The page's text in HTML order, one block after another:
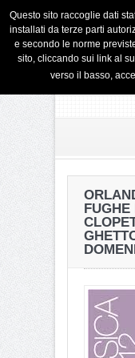
FUGHE
Questo sito raccoglie dati
installati da terze parti
e secondo le norme
sito, cliccando sui link al
verso il basso,